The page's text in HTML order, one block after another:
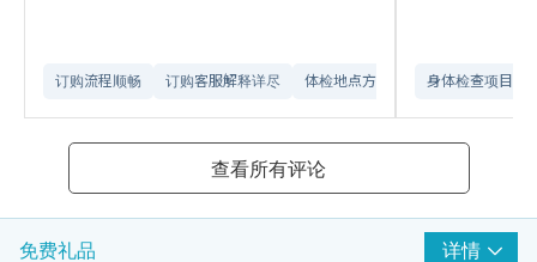
订购流程顺畅 订购客服解释详尽 体检地点方便 身体检查项目全
查看所有评论
免费礼品 详情